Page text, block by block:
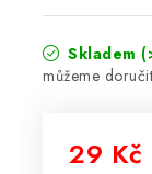
Skladem
29 Kč